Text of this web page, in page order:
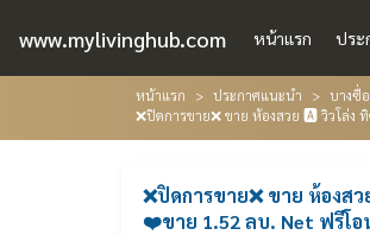
www.mylivinghub.com หน้าแรก ประ
หน้าแรก ประกาศแนะนำ บางซื่
❌ปิดการขาย❌ ขาย ห้องสวย 🅰️ วิวโล่
❌ปิดการขาย❌ ขาย ห้อง
❤️ขาย 1.52 ลบ. Net ฟรีโ